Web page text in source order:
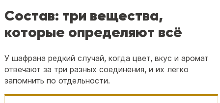
Состав: три вещества,
которые определяют всё
У шафрана редкий случай, когда цвет, вкус и аромат
отвечают за три разных соединения, и их легко
запомнить по отдельности.